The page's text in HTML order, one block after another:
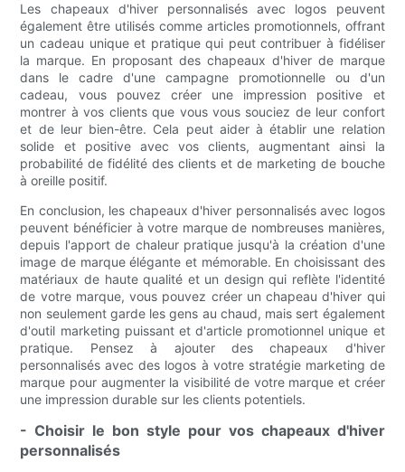
Les chapeaux d'hiver personnalisés avec logos peuvent
également être utilisés comme articles promotionnels, offrant
un cadeau unique et pratique qui peut contribuer à fidéliser
la marque. En proposant des chapeaux d'hiver de marque
dans le cadre d'une campagne promotionnelle ou d'un
cadeau, vous pouvez créer une impression positive et
montrer à vos clients que vous vous souciez de leur confort
et de leur bien-être. Cela peut aider à établir une relation
solide et positive avec vos clients, augmentant ainsi la
probabilité de fidélité des clients et de marketing de bouche
à oreille positif.
En conclusion, les chapeaux d'hiver personnalisés avec logos
peuvent bénéficier à votre marque de nombreuses manières,
depuis l'apport de chaleur pratique jusqu'à la création d'une
image de marque élégante et mémorable. En choisissant des
matériaux de haute qualité et un design qui reflète l'identité
de votre marque, vous pouvez créer un chapeau d'hiver qui
non seulement garde les gens au chaud, mais sert également
d'outil marketing puissant et d'article promotionnel unique et
pratique. Pensez à ajouter des chapeaux d'hiver
personnalisés avec des logos à votre stratégie marketing de
marque pour augmenter la visibilité de votre marque et créer
une impression durable sur les clients potentiels.
- Choisir le bon style pour vos chapeaux d'hiver
personnalisés